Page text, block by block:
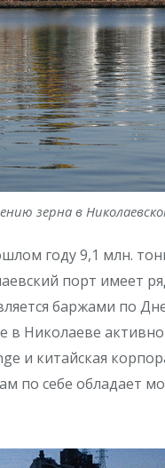
зерна в
году 9,1 млн.
порт имеет
баржами по
в Николаеве
и китайская
по себе обладает